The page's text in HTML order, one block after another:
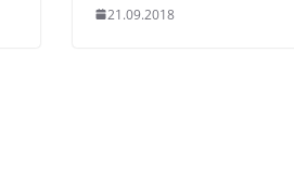
21.09.2018